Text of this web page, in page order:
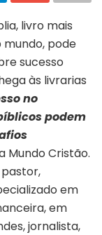
livro mais
mundo, pode
sucesso
às livrarias
no
podem
Mundo Cristão.
em
em
jornalista,